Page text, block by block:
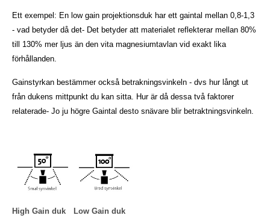
Ett exempel: En low gain projektionsduk har ett gaintal mellan 0,8-1,3
- vad betyder då det- Det betyder att materialet reflekterar mellan 80%
till 130% mer ljus än den vita magnesiumtavlan vid exakt lika
förhållanden.
Gainstyrkan bestämmer också betrakningsvinkeln - dvs hur långt ut
från dukens mittpunkt du kan sitta. Hur är då dessa två faktorer
relaterade- Jo ju högre Gaintal desto snävare blir betraktningsvinkeln.
High Gain duk Low Gain duk